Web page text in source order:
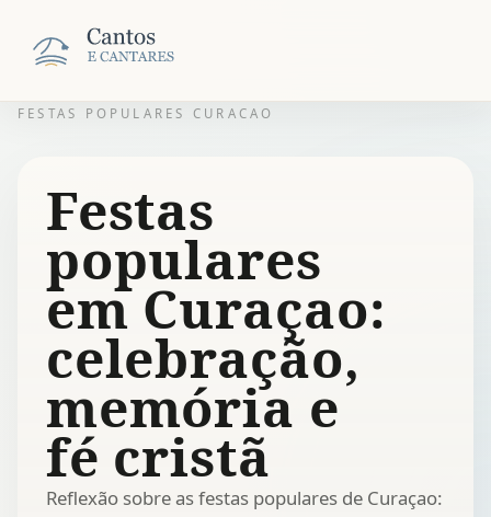
FESTAS POPULARES CURACAO
Festas
populares
em Curaçao:
celebração,
memória e
fé cristã
Reflexão sobre as festas populares de Curaçao: